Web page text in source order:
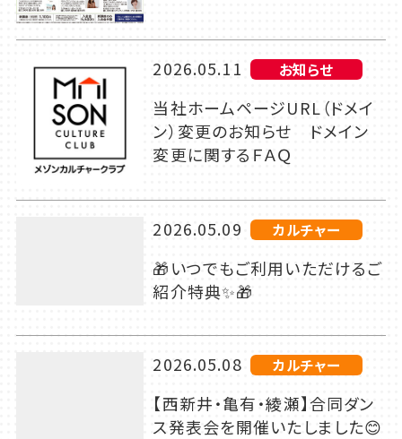
2026.05.11 お知らせ
当社ホームページURL（ドメイ
ン）変更のお知らせ ドメイン
変更に関するＦＡＱ
2026.05.09 カルチャー
🎁いつでもご利用いただけるご
紹介特典✨🎁
2026.05.08 カルチャー
【西新井・亀有・綾瀬】合同ダン
ス発表会を開催いたしました😊